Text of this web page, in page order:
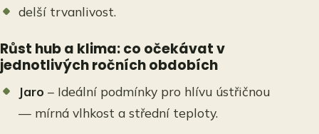
delší trvanlivost.
Růst hub a klima: co očekávat v
jednotlivých ročních obdobích
Jaro – Ideální podmínky pro hlívu ústřičnou
— mírná vlhkost a střední teploty.